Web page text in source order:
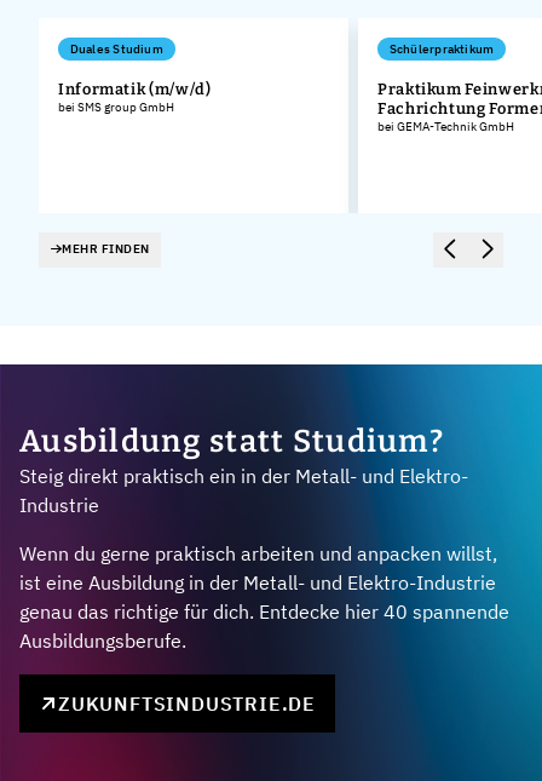
Duales Studium
Informatik (m/w/d)
bei SMS group GmbH
Schülerpraktikum
Praktikum
Fachrichtung
bei GEMA-Technik GmbH
MEHR FINDEN
Ausbildung statt Studium?
Steig direkt praktisch ein in der Metall- und Elektro-
Industrie
Wenn du gerne praktisch arbeiten und anpacken willst,
ist eine Ausbildung in der Metall- und Elektro-Industrie
genau das richtige für dich. Entdecke hier 40 spannende
Ausbildungsberufe.
ZUKUNFTSINDUSTRIE.DE